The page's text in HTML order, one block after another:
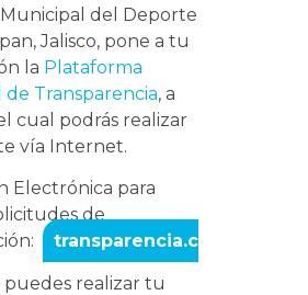
del Deporte
Jalisco, pone a tu
la Plataforma
de Transparencia, a
cual podrás realizar
vía Internet.
Electrónica para
de
puedes realizar tu